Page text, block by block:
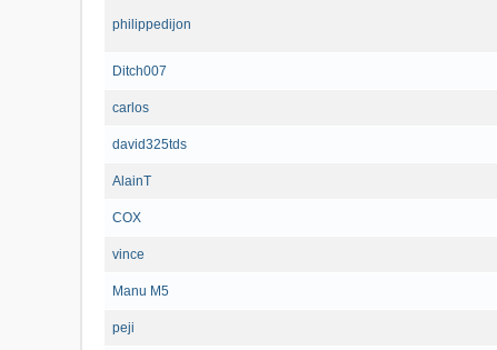
philippedijon
Ditch007
carlos
david325tds
AlainT
COX
vince
Manu M5
peji